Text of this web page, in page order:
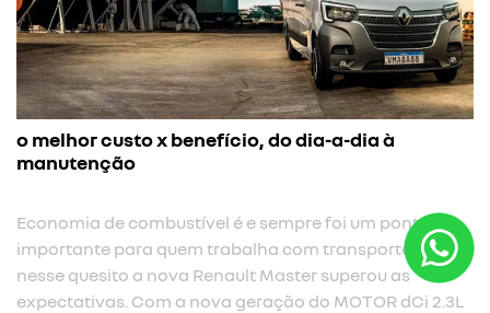
o melhor custo x benefício, do dia-a-dia à
manutenção
Economia de combustível é e sempre foi um ponto
importante para quem trabalha com transporte. E
nesse quesito a nova Renault Master superou as
expectativas. Com a nova geração do MOTOR dCi 2.3L